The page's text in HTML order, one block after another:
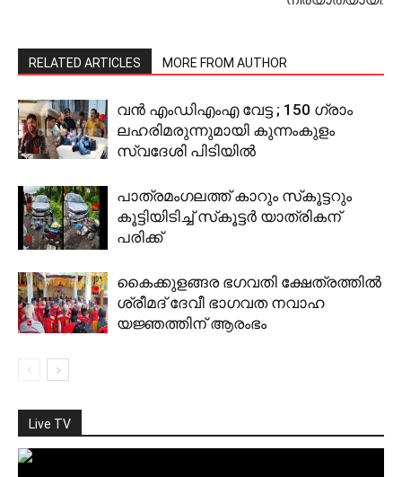
RELATED ARTICLES MORE FROM AUTHOR
വന്‍ എംഡിഎംഎ വേട്ട ; 150 ഗ്രാം
ലഹരിമരുന്നുമായി കുന്നംകുളം
സ്വദേശി പിടിയില്‍
പാത്രമംഗലത്ത് കാറും സ്‌കൂട്ടറും
കൂട്ടിയിടിച്ച് സ്‌കൂട്ടര്‍ യാത്രികന്
പരിക്ക്
കൈക്കുളങ്ങര ഭഗവതി ക്ഷേത്രത്തില്‍
ശ്രീമദ് ദേവീ ഭാഗവത നവാഹ
യജ്ഞത്തിന് ആരംഭം
Live TV